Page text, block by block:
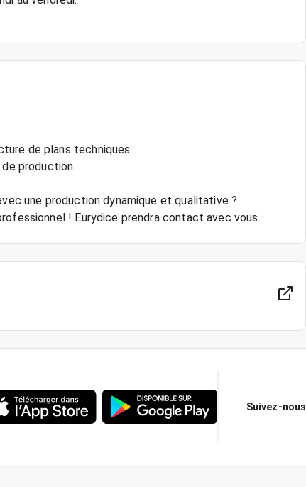
de plans techniques.
production.
une production dynamique et qualitative ?
! Eurydice prendra contact avec vous.
Suivez-nous